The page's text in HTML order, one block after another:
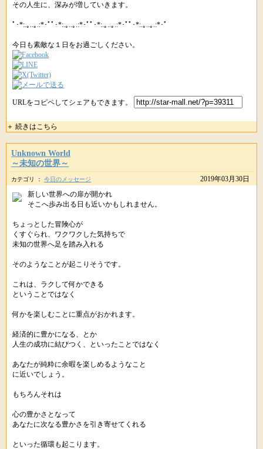
その人生に、深みが増していきます。
ﾟ･*:.｡..｡.:*･ﾟﾟ･*:.｡..｡.:*･ﾟﾟ･*:.｡..｡.:*･ﾟﾟ･*:.｡..｡.:*･ﾟ
今日も素敵な１日をお過ごしください。
URLをコピペしてシェアもできます。
＋ 続きはこちら
Unknown World
～未知の世界～
カテゴリ ：今日のメッセージ
2019年03月30日
新しい世界への扉が開かれ
そこへ歩み出る日も近いかもしれません。
ちょっとした冒険心が
くすぐられ、ワクワクした気持ちで
未知の世界へ足を踏み入れる
そのようなことが起こりそうです。
これは、ラクして何かできる
ということではなく
何かを楽しむことに重点がおかれます。
経済的に豊かになる、とか
人生の成功に結びつく、といったことではなく
あなたが純粋に余暇を楽しめるようなこと
に近いでしょう。
もちろんそれは
心の豊かさとなって
あなたに次なる豊かさを引き寄せてくれる
といった循環も起こります。